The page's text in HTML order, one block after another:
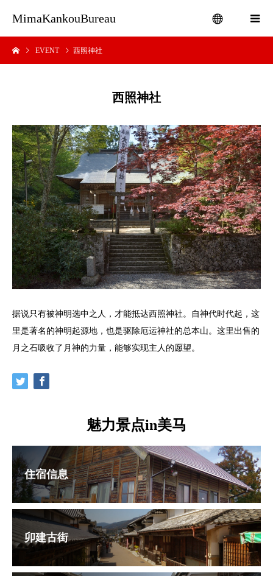
MimaKankouBureau
EVENT 西照神社
西照神社
据说只有被神明选中之人，才能抵达西照神社。自神代时代起，这
里是著名的神明起源地，也是驱除厄运神社的总本山。这里出售的
月之石吸收了月神的力量，能够实现主人的愿望。
魅力景点in美马
住宿信息
卯建古街